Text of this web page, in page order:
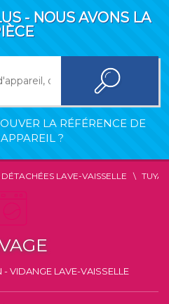
- NOUS AVONS LA
LA RÉFÉRENCE DE
?
DÉTACHÉES LAVE-VAISSELLE
- VIDANGE LAVE-VAISSELLE